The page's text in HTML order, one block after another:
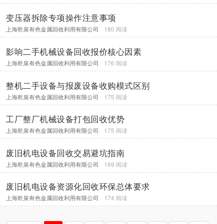
变压器拆除专项操作注意事项
上海乾泉有色金属回收利用有限公司 180 阅读
影响二手机械设备回收报价核心因素
上海乾泉有色金属回收利用有限公司 176 阅读
整机二手设备与报废设备收购模式区别
上海乾泉有色金属回收利用有限公司 175 阅读
工厂整厂机械设备打包回收优势
上海乾泉有色金属回收利用有限公司 175 阅读
废旧机电设备回收交易避坑指南
上海乾泉有色金属回收利用有限公司 169 阅读
废旧机电设备资源化回收环保总体要求
上海乾泉有色金属回收利用有限公司 174 阅读